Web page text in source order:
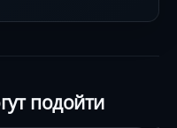
подойти